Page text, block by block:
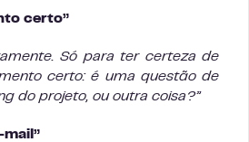
certo”
Só para ter certeza de
certo: é uma questão de
do projeto, ou outra coisa?”
mail”